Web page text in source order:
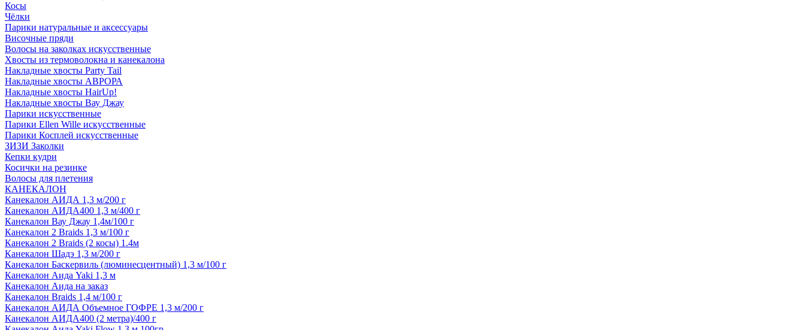
Косы
Чёлки
Парики натуральные и аксессуары
Височные пряди
Волосы на заколках искусственные
Хвосты из термоволокна и канекалона
Накладные хвосты Party Tail
Накладные хвосты АВРОРА
Накладные хвосты HairUp!
Накладные хвосты Вау Джау
Парики искусственные
Парики Ellen Wille искусственные
Парики Косплей искусственные
ЗИЗИ Заколки
Кепки кудри
Косички на резинке
Волосы для плетения
КАНЕКАЛОН
Канекалон АИДА 1,3 м/200 г
Канекалон АИДА400 1,3 м/400 г
Канекалон Вау Джау 1,4м/100 г
Канекалон 2 Braids 1,3 м/100 г
Канекалон 2 Braids (2 косы) 1.4м
Канекалон Шадэ 1,3 м/200 г
Канекалон Баскервиль (люминесцентный) 1,3 м/100 г
Канекалон Аида Yaki 1,3 м
Канекалон Аида на заказ
Канекалон Braids 1,4 м/100 г
Канекалон АИДА Объемное ГОФРЕ 1,3 м/200 г
Канекалон АИДА400 (2 метра)/400 г